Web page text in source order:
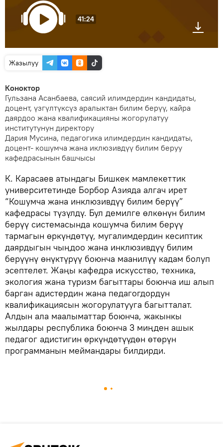
41:24
Жазылуу
Коноктор
Гульзана Асанбаева, саясий илимдердин кандидаты,
доцент, үзгүлтүксүз аралыктан билим берүү, кайра
даярдоо жана квалификацияны жогорулатуу
институтунун директору
Дария Мусина, педагогика илимдердин кандидаты,
доцент- кошумча жана иклюзивдүү билим беруу
кафедрасынын башчысы
К. Карасаев атындагы Бишкек мамлекеттик
университетинде Борбор Азияда алгач ирет
“Кошумча жана инклюзивдүү билим берүү”
кафедрасы түзүлдү. Бул демилге өлкөнүн билим
берүү системасында кошумча билим берүү
тармагын өркүндөтүү, мугалимдердин кесиптик
даярдыгын чыңдоо жана инклюзивдүү билим
берүүнү өнүктүрүү боюнча маанилүү кадам болуп
эсептелет. Жаңы кафедра искусство, техника,
экология жана туризм багыттары боюнча иш алып
барган адистердин жана педагогдордун
квалификациясын жогорулатууга багытталат.
Алдын ала маалыматтар боюнча, жакынкы
жылдары республика боюнча 3 миңден ашык
педагог адистигин өркүндөтүүдөн өтөрүн
программанын меймандары билдирди.